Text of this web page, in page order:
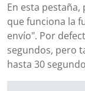
En esta
que funciona la
envío". Por
segundos, pero
hasta 30